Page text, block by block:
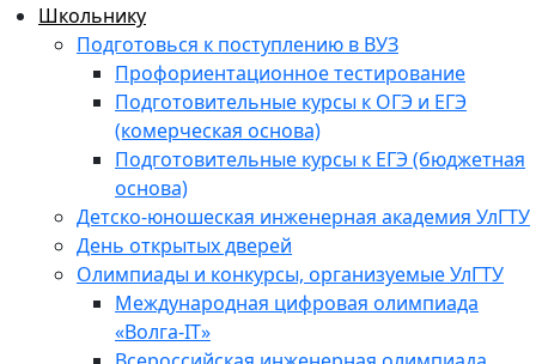
Школьнику
Подготовься к поступлению в ВУЗ
Профориентационное тестирование
Подготовительные курсы к ОГЭ и ЕГЭ
(комерческая основа)
Подготовительные курсы к ЕГЭ (бюджетная
основа)
Детско-юношеская инженерная академия УлГТУ
День открытых дверей
Олимпиады и конкурсы, организуемые УлГТУ
Международная цифровая олимпиада
«Волга-IT»